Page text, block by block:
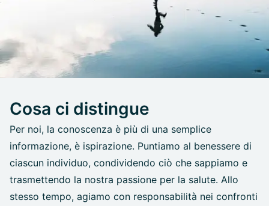
Cosa ci distingue
Per noi, la conoscenza è più di una semplice
informazione, è ispirazione. Puntiamo al benessere di
ciascun individuo, condividendo ciò che sappiamo e
trasmettendo la nostra passione per la salute. Allo
stesso tempo, agiamo con responsabilità nei confronti